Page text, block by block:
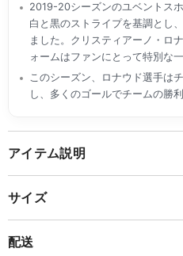
2019-20シーズンのユベントス
白と黒のストライプを基調とし
ました。クリスティアーノ・ロ
ォームはファンにとって特別な一
このシーズン、ロナウド選手は
し、多くのゴールでチームの勝
アイテム説明
サイズ
配送